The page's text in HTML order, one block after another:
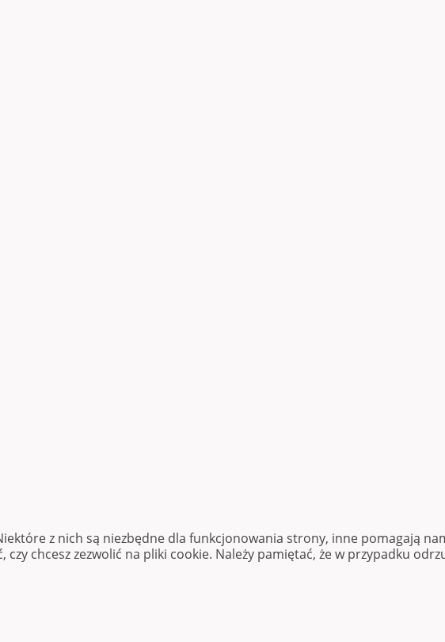
z nich są niezbędne dla funkcjonowania strony, inne pomagają
czy chcesz zezwolić na pliki cookie. Należy pamiętać, że w przypadku